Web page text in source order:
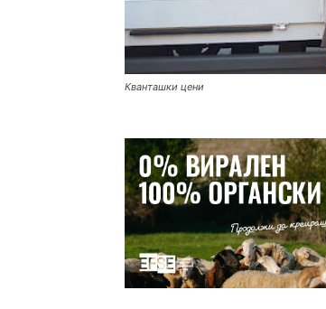
Кванташки цени